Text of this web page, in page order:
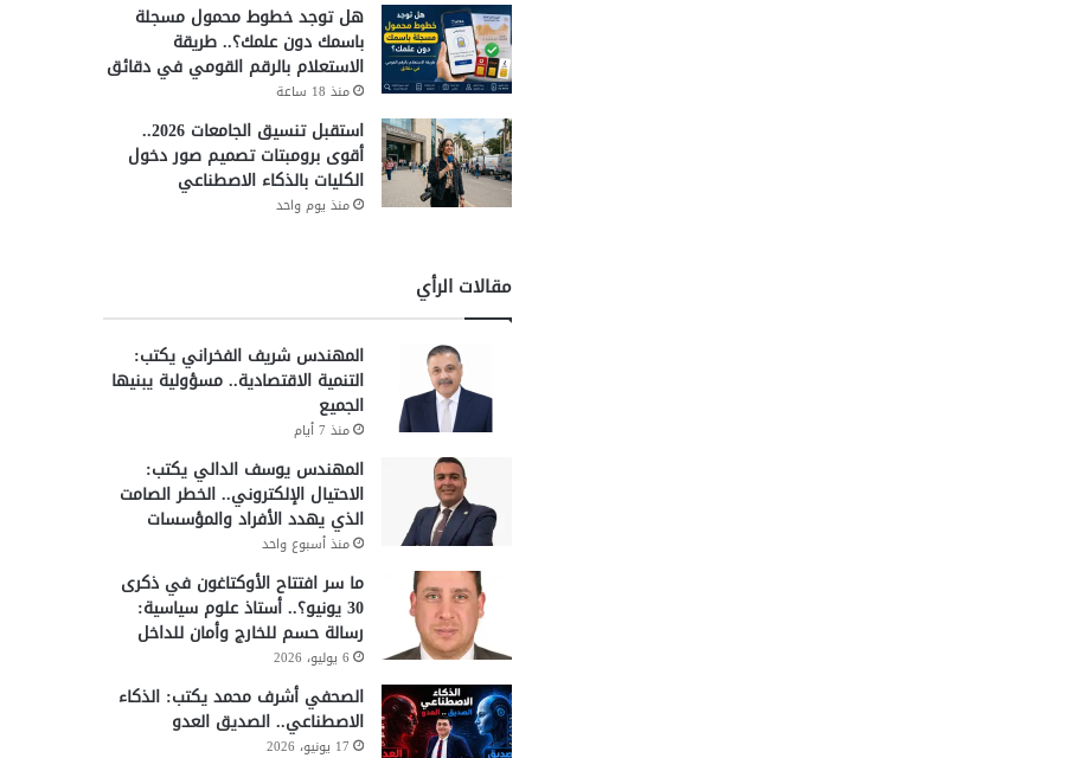
هل توجد خطوط محمول مسجلة
باسمك دون علمك؟.. طريقة
الاستعلام بالرقم القومي في دقائق
منذ 18 ساعة
استقبل تنسيق الجامعات 2026..
أقوى برومبتات تصميم صور دخول
الكليات بالذكاء الاصطناعي
منذ يوم واحد
مقالات الرأي
المهندس شريف الفخراني يكتب:
التنمية الاقتصادية.. مسؤولية يبنيها
الجميع
منذ 7 أيام
المهندس يوسف الدالي يكتب:
الاحتيال الإلكتروني.. الخطر الصامت
الذي يهدد الأفراد والمؤسسات
منذ أسبوع واحد
ما سر افتتاح الأوكتاغون في ذكرى
30 يونيو؟.. أستاذ علوم سياسية:
رسالة حسم للخارج وأمان للداخل
6 يوليو، 2026
الصحفي أشرف محمد يكتب: الذكاء
الاصطناعي.. الصديق العدو
17 يونيو، 2026